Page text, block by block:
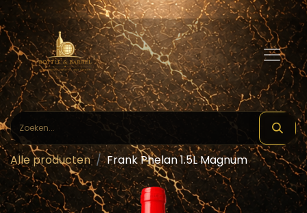
Alle producten Frank Phelan 1.5L Magnum